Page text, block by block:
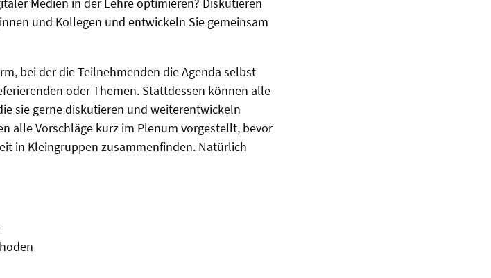
und Kollegen und entwickeln Sie gemeinsam
bei der die Teilnehmenden die Agenda selbst
oder Themen. Stattdessen können alle
sie gerne diskutieren und weiterentwickeln
alle Vorschläge kurz im Plenum vorgestellt, bevor
in Kleingruppen zusammenfinden. Natürlich